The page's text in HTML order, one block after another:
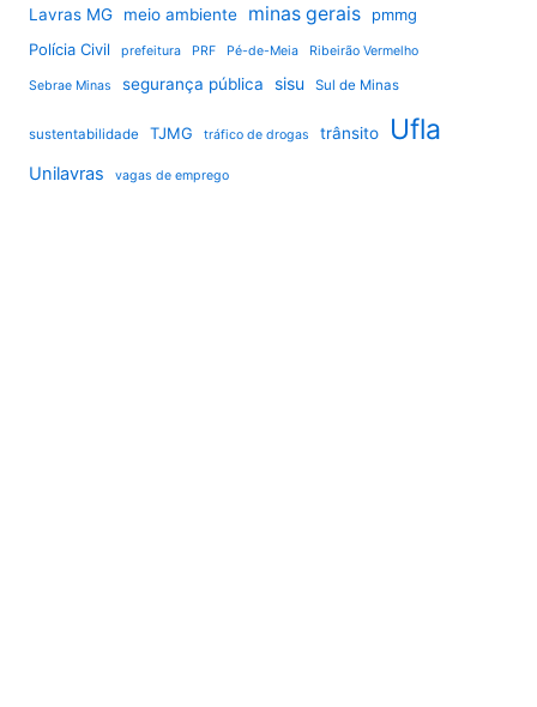
Lavras MG meio ambiente minas gerais
pmmg
Polícia Civil
prefeitura PRF Pé-de-Meia Ribeirão Vermelho
Sebrae Minas segurança pública sisu Sul de Minas
sustentabilidade TJMG tráfico de drogas trânsito Ufla
Unilavras vagas de emprego